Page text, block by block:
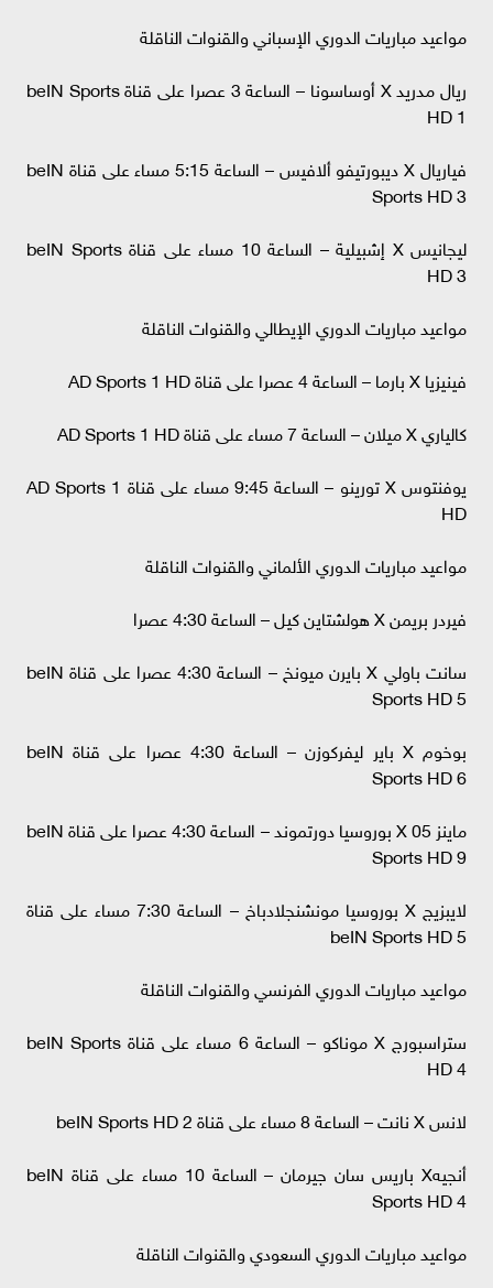
مواعيد مباريات الدوري الإسباني والقنوات الناقلة
ريال مدريد X أوساسونا – الساعة 3 عصرا على قناة beIN Sports
HD 1
فياريال X ديبورتيفو ألافيس – الساعة 5:15 مساء على قناة beIN
Sports HD 3
ليجانيس X إشبيلية – الساعة 10 مساء على قناة beIN Sports
HD 3
مواعيد مباريات الدوري الإيطالي والقنوات الناقلة
فينيزيا X بارما – الساعة 4 عصرا على قناة AD Sports 1 HD
كالياري X ميلان – الساعة 7 مساء على قناة AD Sports 1 HD
يوفنتوس X تورينو – الساعة 9:45 مساء على قناة AD Sports 1
HD
مواعيد مباريات الدوري الألماني والقنوات الناقلة
فيردر بريمن X هولشتاين كيل – الساعة 4:30 عصرا
سانت باولي X بايرن ميونخ – الساعة 4:30 عصرا على قناة beIN
Sports HD 5
بوخوم X باير ليفركوزن – الساعة 4:30 عصرا على قناة beIN
Sports HD 6
ماينز 05 X بوروسيا دورتموند – الساعة 4:30 عصرا على قناة beIN
Sports HD 9
لايبزيج X بوروسيا مونشنجلادباخ – الساعة 7:30 مساء على قناة
beIN Sports HD 5
مواعيد مباريات الدوري الفرنسي والقنوات الناقلة
ستراسبورج X موناكو – الساعة 6 مساء على قناة beIN Sports
HD 4
لانس X نانت – الساعة 8 مساء على قناة beIN Sports HD 2
أنجيهX باريس سان جيرمان – الساعة 10 مساء على قناة beIN
Sports HD 4
مواعيد مباريات الدوري السعودي والقنوات الناقلة